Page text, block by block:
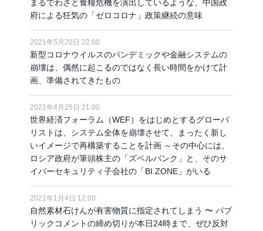
まるでわざと食糧危機を演出しているような、中国政
府による狂気の「ゼロコロナ」政策継続の意味
2021年5月20日 22:00
新型コロナウイルスのパンデミックや金融システムの
崩壊は、偶然に起こるのではなく長い時間をかけて計
画、準備されてきたもの
2021年4月25日 21:00
世界経済フォーラム（WEF）をはじめとするグローバ
リストは、システム全体を崩壊させて、まったく新し
いイメージで再構築することを計画 ～その中心には、
ロシア政府が筆頭株主の「ズベルバンク」と、そのサ
イバーセキュリティ子会社の「BI.ZONE」がいる
2021年1月4日 12:00
自然素材石けんが有害物質に指定されてしまう 〜 パブ
リックコメントの締め切りが本日24時まで、ぜひ反対